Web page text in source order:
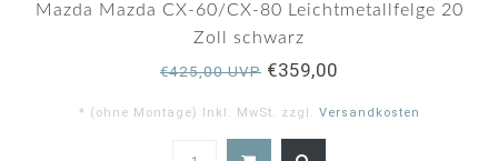
Mazda Mazda CX-60/CX-80 Leichtmetallfelge 20
Zoll schwarz
€425,00 UVP €359,00
* (ohne Montage) Inkl. MwSt. zzgl. Versandkosten